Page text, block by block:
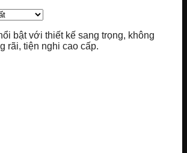
bật với thiết kế sang trọng, không
rãi, tiện nghi cao cấp.